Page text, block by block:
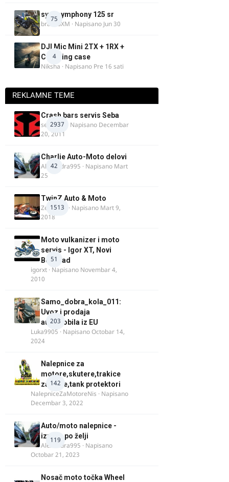
75
sym symphony 125 sr
brankoXM · Napisano Jun 30
4
DJI Mic Mini 2TX + 1RX +
Charging case
Niksha · Napisano Pre 16 sati
REKLAMNE TEME
2937
Crash bars servis Seba
seba011 · Napisano Decembar
20, 2011
42
Charlie Auto-Moto delovi
Alexandra995 · Napisano Mart
25
1513
TwinZ Auto & Moto
Zeljkamp · Napisano Mart 9,
2018
51
Moto vulkanizer i moto
servis - Igor XT, Novi
Beograd
igorxt · Napisano Novembar 4,
2010
203
Samo_dobra_kola_011:
Uvoz i prodaja
automobila iz EU
Luka9905 · NapisanoOctobar 14,
2024
142
Nalepnice za
motore,skutere,trakice
za felne,tank protektori
NalepniceZaMotoreNis · Napisano
Decembar 3, 2022
119
Auto/moto nalepnice -
izrada po želji
Alexandra995 · Napisano
Octobar 21, 2023
Nosač moto točka Wheel